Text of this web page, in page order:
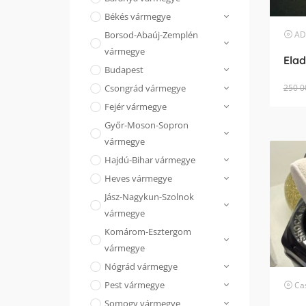
Békés vármegye
Borsod-Abaúj-Zemplén
vármegye
Budapest
Csongrád vármegye
Fejér vármegye
Győr-Moson-Sopron
vármegye
Hajdú-Bihar vármegye
Heves vármegye
Jász-Nagykun-Szolnok
vármegye
Komárom-Esztergom
vármegye
Nógrád vármegye
Pest vármegye
Somogy vármegye
250